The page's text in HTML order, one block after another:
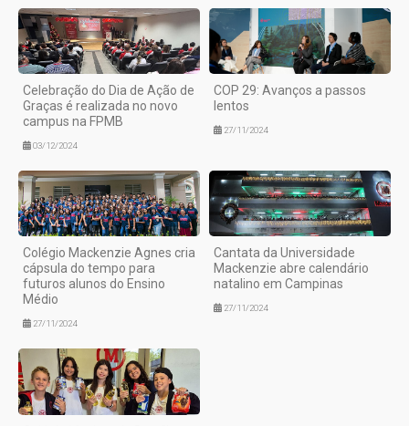
Celebração do Dia de Ação de
Graças é realizada no novo
campus na FPMB
03/12/2024
COP 29: Avanços a passos
lentos
27/11/2024
Colégio Mackenzie Agnes cria
cápsula do tempo para
futuros alunos do Ensino
Médio
27/11/2024
Cantata da Universidade
Mackenzie abre calendário
natalino em Campinas
27/11/2024